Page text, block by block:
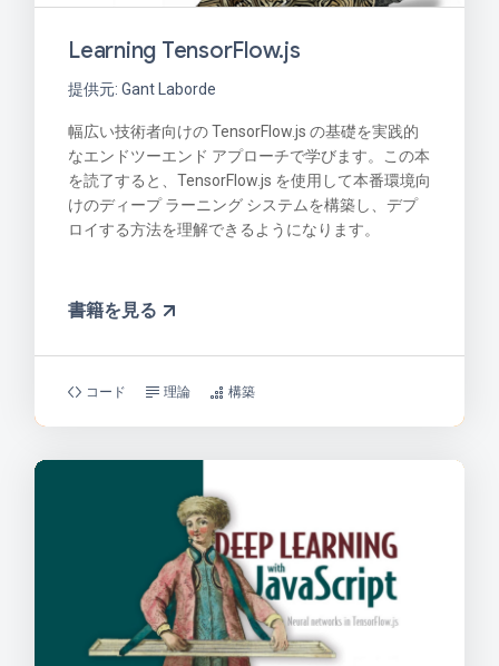
Learning TensorFlow.js
提供元: Gant Laborde
幅広い技術者向けの TensorFlow.js の基礎を実践的
なエンドツーエンド アプローチで学びます。この本
を読了すると、TensorFlow.js を使用して本番環境向
けのディープ ラーニング システムを構築し、デプ
ロイする方法を理解できるようになります。
書籍を見る
コード 理論 構築